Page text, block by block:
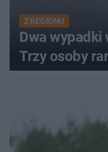
Z REGIONU
Dwa wypadki
Trzy osoby